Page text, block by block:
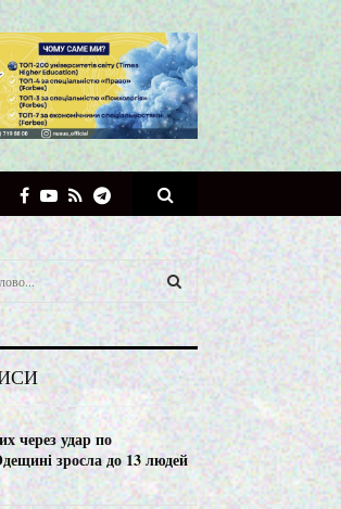
S
E
A
R
C
через удар по
зросла до 13 людей